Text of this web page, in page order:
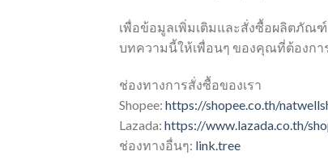
เพื่อข้อมูลเพิ่มเติมและสั่งซื้อผลิตภัณฑ์
บทความนี้ให้เพื่อนๆ ของคุณที่ต้องก
ช่องทางการสั่งซื้อของเรา
Shopee: https://shopee.co.th/
Lazada: https://www.lazada.co.th/
ช่องทางอื่นๆ: link.tree